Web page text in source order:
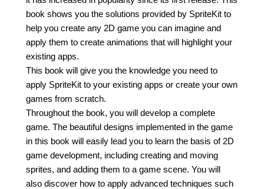
book shows you the solutions provided by SpriteKit to
help you create any 2D game you can imagine and
apply them to create animations that will highlight your
existing apps.
This book will give you the knowledge you need to
apply SpriteKit to your existing apps or create your own
games from scratch.
Throughout the book, you will develop a complete
game. The beautiful designs implemented in the game
in this book will easily lead you to learn the basis of 2D
game development, including creating and moving
sprites, and adding them to a game scene. You will
also discover how to apply advanced techniques such